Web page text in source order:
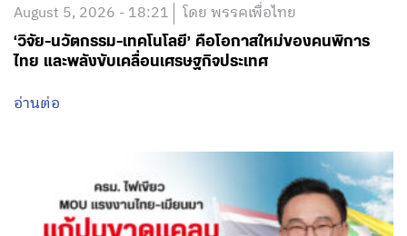
August 5, 2026 - 18:21 โดย พรรคเพื่อไทย
‘วิจัย-นวัตกรรม-เทคโนโลยี’ คือโอกาสใหม่ของคนพิการ
ไทย และพลังขับเคลื่อนเศรษฐกิจประเทศ
อ่านต่อ